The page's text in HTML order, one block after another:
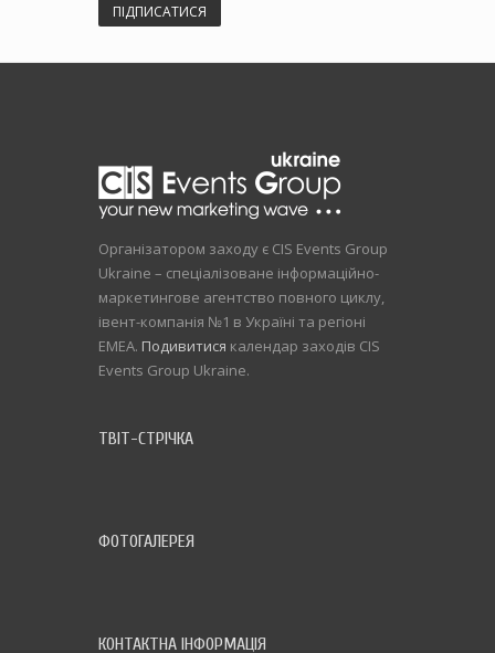
ПІДПИСАТИСЯ
Організатором заходу є CIS Events Group
Ukraine – спеціалізоване інформаційно-
маркетингове агентство повного циклу,
івент-компанія №1 в Україні та регіоні
EMEA. Подивитися календар заходів CIS
Events Group Ukraine.
ТВІТ-СТРІЧКА
ФОТОГАЛЕРЕЯ
КОНТАКТНА ІНФОРМАЦІЯ